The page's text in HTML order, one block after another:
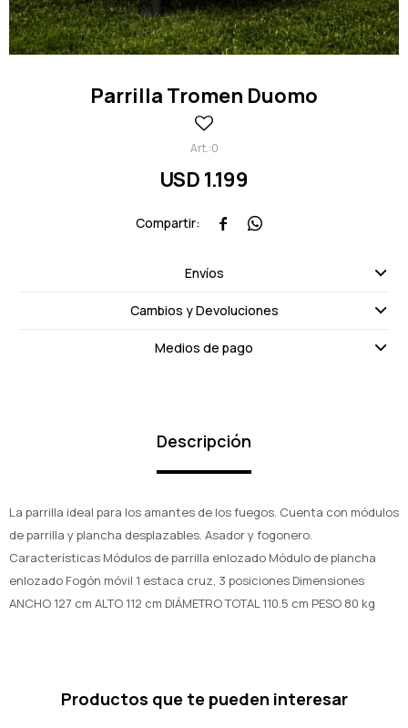
Parrilla Tromen Duomo
0
USD 1.199
 
Envíos
Cambios y Devoluciones
Medios de pago
Descripción
La parrilla ideal para los amantes de los fuegos. Cuenta con módulos
de parrilla y plancha desplazables. Asador y fogonero.
Características Módulos de parrilla enlozado Módulo de plancha
enlozado Fogón móvil 1 estaca cruz, 3 posiciones Dimensiones
ANCHO 127 cm ALTO 112 cm DIÁMETRO TOTAL 110.5 cm PESO 80 kg
Productos que te pueden interesar